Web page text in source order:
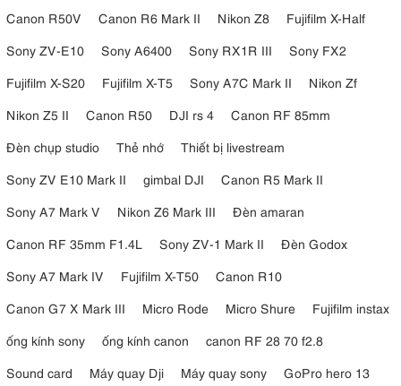
Canon R50V
Canon R6 Mark II Nikon Z8
Fujifilm X-Half
Sony ZV-E10
Sony A6400 Sony RX1R III
Sony FX2
Fujifilm X-S20
Fujifilm X-T5 Sony A7C Mark II
Nikon Zf
Nikon Z5 II
Canon R50 DJI rs 4
Canon RF 85mm
Đèn chụp studio
Thẻ nhớ
Thiết bị livestream
Sony ZV E10 Mark II
gimbal DJI
Canon R5 Mark II
Sony A7 Mark V
Nikon Z6 Mark III
Đèn amaran
Canon RF 35mm F1.4L
Sony ZV-1 Mark II
Đèn Godox
Sony A7 Mark IV
Fujifilm X-T50
Canon R10
Canon G7 X Mark III
Micro Rode Micro Shure
Fujifilm instax
ống kính sony
ống kính canon
canon RF 28 70 f2.8
Sound card
Máy quay Dji Máy quay sony
GoPro hero 13